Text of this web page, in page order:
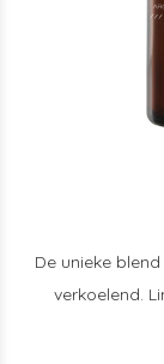
De unieke
verkoelend.